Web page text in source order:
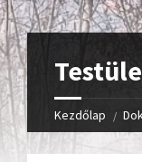
Kezdőlap